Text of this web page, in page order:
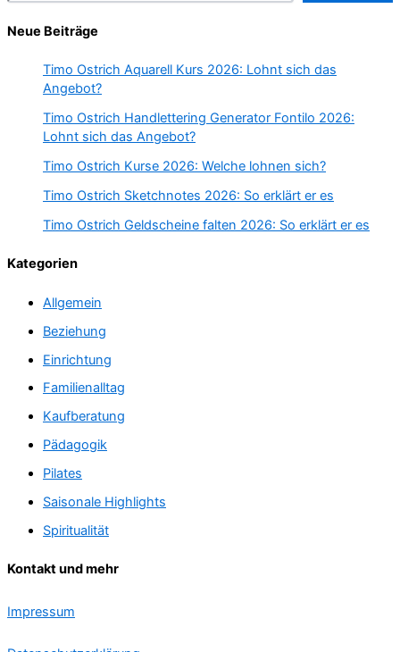
Neue Beiträge
Timo Ostrich Aquarell Kurs 2026: Lohnt sich das
Angebot?
Timo Ostrich Handlettering Generator Fontilo 2026:
Lohnt sich das Angebot?
Timo Ostrich Kurse 2026: Welche lohnen sich?
Timo Ostrich Sketchnotes 2026: So erklärt er es
Timo Ostrich Geldscheine falten 2026: So erklärt er es
Kategorien
Allgemein
Beziehung
Einrichtung
Familienalltag
Kaufberatung
Pädagogik
Pilates
Saisonale Highlights
Spiritualität
Kontakt und mehr
Impressum